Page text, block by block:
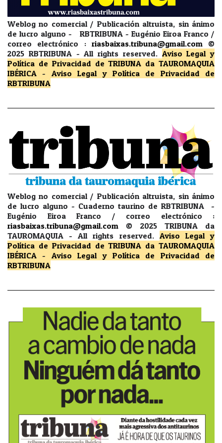
Weblog no comercial / Publicación altruista, sin ánimo
de lucro alguno - RBTRIBUNA - Eugénio Eiroa Franco /
correo electrónico : riasbaixas.tribuna@gmail.com
©
2025 RBTRIBUNA -All rights reserved. Aviso Legal y
Política de Privacidad de TRIBUNA da TAUROMAQUIA
IBÉRICA - Aviso Legal y Política de Privacidad
de
RBTRIBUNA
Weblog no comercial / Publicación altruista, sin ánimo
de lucro alguno - Cuaderno taurino de RBTRIBUNA -
Eugénio Eiroa Franco / correo electrónico :
riasbaixas.tribuna@gmail.com
© 2025 TRIBUNA da
TAUROMAQUIA -All rights reserved. Aviso Legal y
Política de Privacidad de TRIBUNA da TAUROMAQUIA
IBÉRICA - Aviso Legal y Política de Privacidad
de
RBTRIBUNA